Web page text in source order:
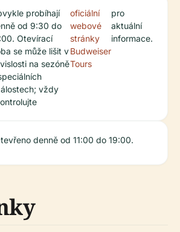
probíhají
od 9:30 do
Otevírací
se může lišit v
na sezóně
vždy
oficiální
webové
stránky
Budweiser
Tours
pro
aktuální
informace.
denně od 11:00 do 19:00.